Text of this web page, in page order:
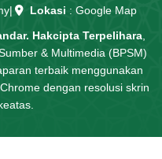
| Lokasi : Google Map
Hakcipta Terpelihara,
& Multimedia (BPSM)
terbaik menggunakan
dengan resolusi skrin